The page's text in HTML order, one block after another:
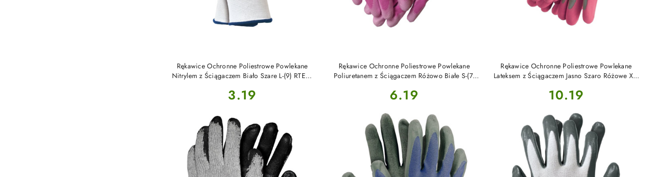
Rękawice Ochronne Poliestrowe Powlekane
Nitrylem z Ściągaczem Biało Szare L-(9) RTENI
Cena:
3.19
DO KOSZYKA
Rękawice Ochronne Poliestrowe Powlekane
Poliuretanem z Ściągaczem Różowo Białe S-(7)
Cena:
6.19
DO KOSZYKA
Rękawice Ochronne Poliestrowe Powlekane
Lateksem z Ściągaczem Jasno Szaro Różowe XS-
Cena:
10.19
DO KOSZYKA